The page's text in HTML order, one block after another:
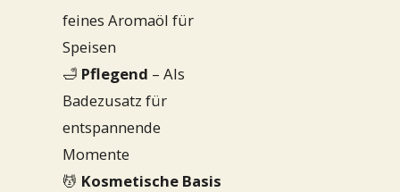
feines Aromaöl für
Speisen
🛁 Pflegend – Als
Badezusatz für
entspannende
Momente
💆 Kosmetische Basis